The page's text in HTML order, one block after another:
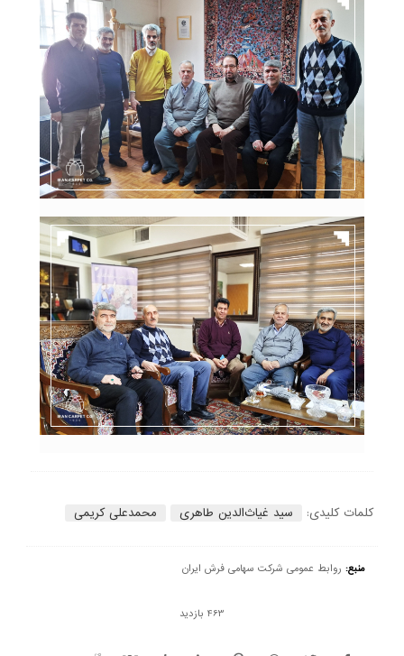
کلمات کلیدی: سید غیاث‌الدین طاهری محمدعلی کریمی
منبع: روابط عمومی شرکت سهامی فرش ایران
463 بازدید